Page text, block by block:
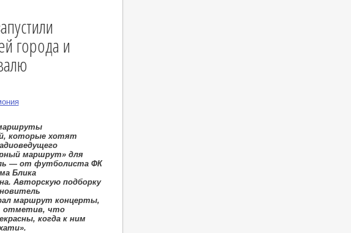
города и
которые хотят
маршрут» для
— от футболиста ФК
Блика
Авторскую подборку
маршрут концерты,
отметив, что
когда к ним